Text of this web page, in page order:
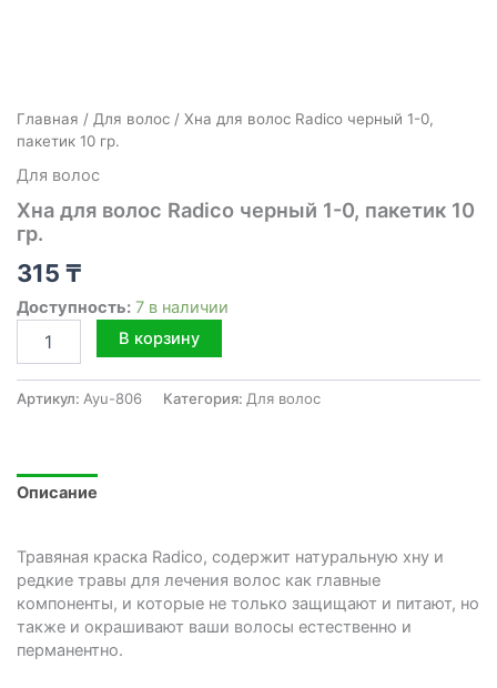
Главная / Для волос/ Хна для волос Radico черный 1-0,
пакетик 10 гр.
Для волос
Хна для волос Radico черный 1-0, пакетик 10
гр.
315 ₸
Доступность: 7 в наличии
товара
для
1-
10
гр.
В корзину
Артикул: Ayu-806 Категория: Для волос
Описание
Травяная краска Radico, содержит натуральную хну и
редкие травы для лечения волос как главные
компоненты, и которые не только защищают и питают, но
также и окрашивают ваши волосы естественно и
перманентно.